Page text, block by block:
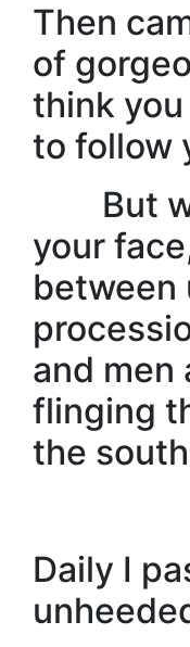
Then
of
think
to follow
But
your
between
and men
flinging
the
Daily I